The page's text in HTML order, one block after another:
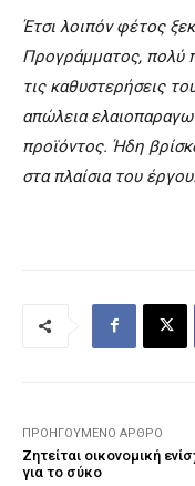
Έτσι λοιπόν φέτος
Προγράμματος, πολύ
τις καθυστερήσεις
απώλεια
προϊόντος. Ήδη
στα πλαίσια του
ΠΡΟΗΓΟΎΜΕΝΟ ΆΡΘΡΟ
Ζητείται οικονομική
για το σύκο